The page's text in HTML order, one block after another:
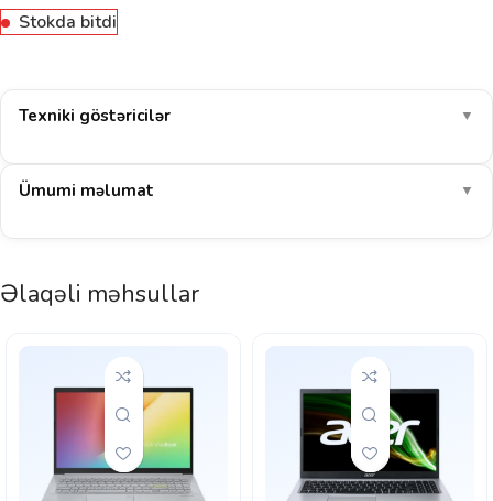
Stokda bitdi
Texniki göstəricilər ▼
Ümumi məlumat ▼
Əlaqəli məhsullar